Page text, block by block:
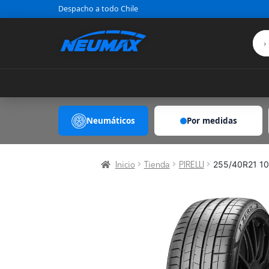
Saltar al contenidoDespacho a todo Chile
Neumáticos Por medidas
Inicio Tienda PIRELLI 255/40R21